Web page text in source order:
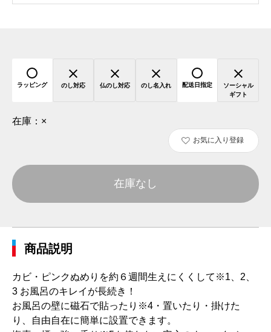
ラッピング のし対応 仏のし対応 のし名入れ 配送日指定
ソーシャル
ギフト
在庫： ×
お気に入り登録
在庫なし
商品説明
カビ・ピンクぬめりを約６週間生えにくくして※1、2、
3 お風呂のキレイが長続き！
お風呂の壁に磁石で貼ったり※4・置いたり・掛けた
り、自由自在に簡単に設置できます。